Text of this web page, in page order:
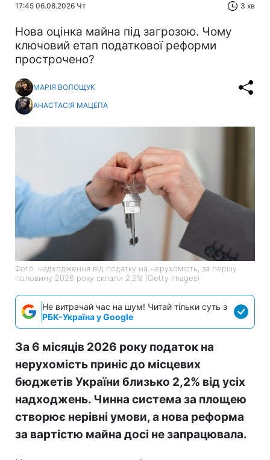
17:45 06.08.2026 Чт 3 хв
Нова оцінка майна під загрозою. Чому
ключовий етап податкової реформи
прострочено?
МАРІЯ ВОЛОЩУК
АНАСТАСІЯ МАЦЕПА
Фото: надходження від податку на нерухомість, за першу
половину 2026 року склали 2,2% (Getty Images)
Не витрачай час на шум! Читай тільки суть з
РБК-Україна у Google
За 6 місяців 2026 року податок на
нерухомість приніс до місцевих
бюджетів України близько 2,2% від усіх
надходжень. Чинна система за площею
створює нерівні умови, а нова реформа
за вартістю майна досі не запрацювала.